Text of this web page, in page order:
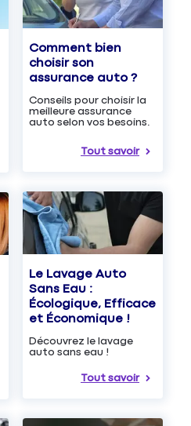
Comment bien
choisir son
assurance auto ?
Conseils pour choisir la
meilleure assurance
auto selon vos besoins.
Tout savoir
Le Lavage Auto
Sans Eau :
Écologique, Efficace
et Économique !
Découvrez le lavage
auto sans eau !
Tout savoir